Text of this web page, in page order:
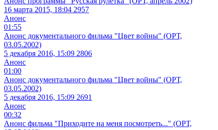
16 марта 2015, 18:04 2957
Анонс
01:55
Анонс документального фильма "Цвет войны" (ОРТ,
03.05.2002)
5 декабря 2016, 15:09 2806
Анонс
01:00
Анонс документального фильма "Цвет войны" (ОРТ,
03.05.2002)
5 декабря 2016, 15:09 2691
Анонс
00:32
Анонс фильма "Приходите на меня посмотреть..." (ОРТ,